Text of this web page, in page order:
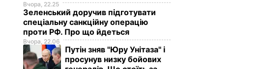
Вчора, 22.25
Зеленський доручив підготувати
спеціальну санкційну операцію
проти РФ. Про що йдеться
Вчора, 22.06
Путін зняв "Юру Унітаза" і
просунув низку бойових